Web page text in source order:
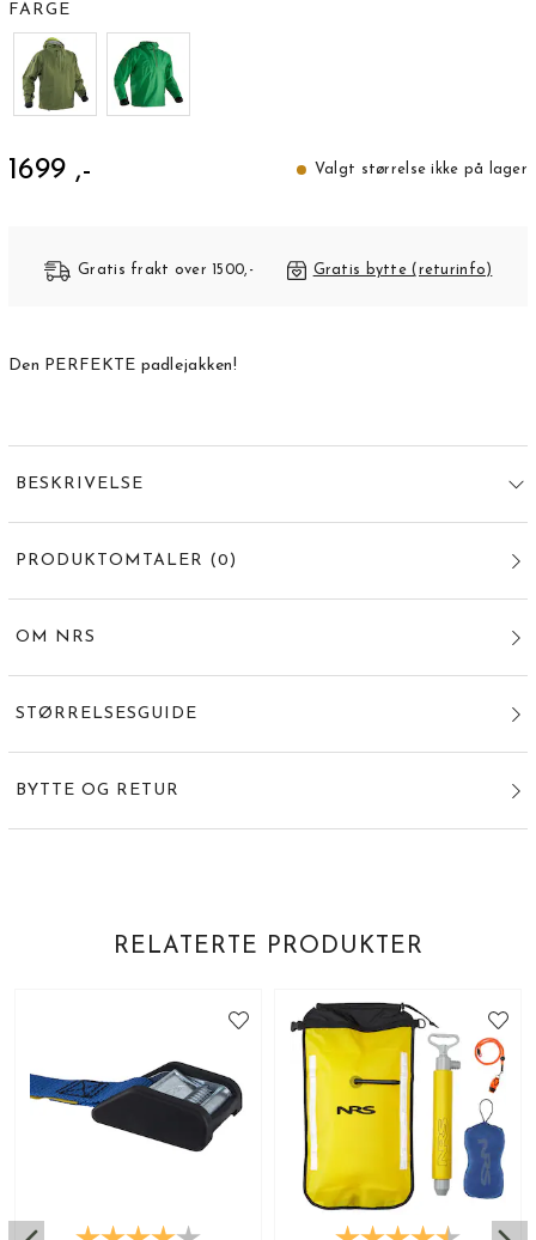
FARGE
1699 ,- Valgt størrelse ikke på lager
Gratis frakt over 1500,- Gratis bytte (returinfo)
Den PERFEKTE padlejakken!
BESKRIVELSE
PRODUKTOMTALER (0 )
OM NRS
STØRRELSESGUIDE
BYTTE OG RETUR
RELATERTE PRODUKTER